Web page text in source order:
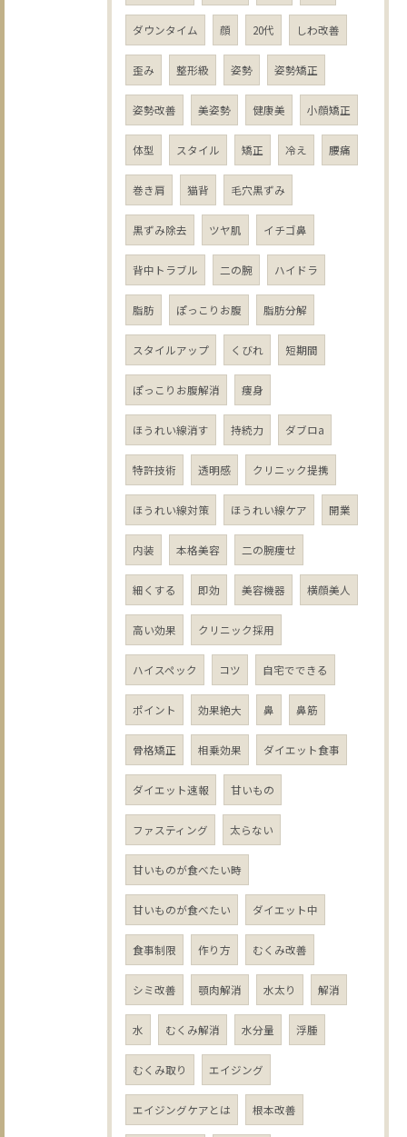
ダウンタイム 顔 20代 しわ改善
歪み 整形級 姿勢 姿勢矯正
姿勢改善 美姿勢 健康美 小顔矯正
体型 スタイル 矯正 冷え 腰痛
巻き肩 猫背 毛穴黒ずみ
黒ずみ除去 ツヤ肌 イチゴ鼻
背中トラブル 二の腕 ハイドラ
脂肪 ぽっこりお腹 脂肪分解
スタイルアップ くびれ 短期間
ぽっこりお腹解消 痩身
ほうれい線消す 持続力 ダブロa
特許技術 透明感 クリニック提携
ほうれい線対策 ほうれい線ケア 開業
内装 本格美容 二の腕痩せ
細くする 即効 美容機器 横顔美人
高い効果 クリニック採用
ハイスペック コツ 自宅でできる
ポイント 効果絶大 鼻 鼻筋
骨格矯正 相乗効果 ダイエット食事
ダイエット速報 甘いもの
ファスティング 太らない
甘いものが食べたい時
甘いものが食べたい ダイエット中
食事制限 作り方 むくみ改善
シミ改善 顎肉解消 水太り 解消
水 むくみ解消 水分量 浮腫
むくみ取り エイジング
エイジングケアとは 根本改善